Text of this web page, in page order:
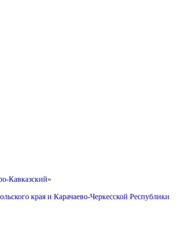
Кавказский»
края и Карачаево-Черкесской Республики